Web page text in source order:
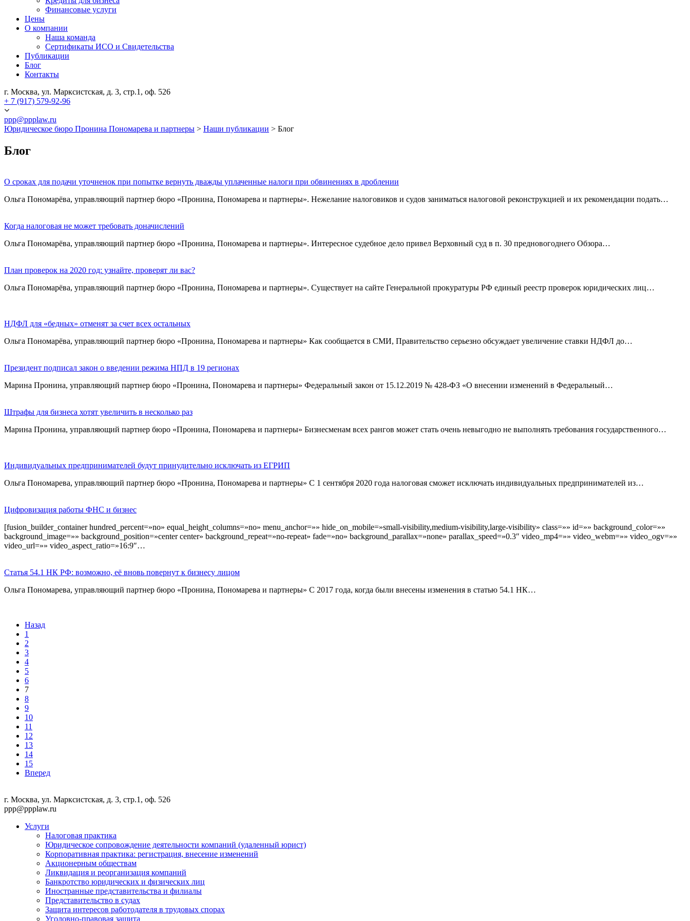
Финансовые услуги
Цены
О компании
Наша команда
Сертификаты ИСО и Свидетельства
Публикации
Блог
Контакты
г. Москва, ул. Марксистская, д. 3, стр.1, оф. 526
+ 7 (917) 579-92-96
ppp@ppplaw.ru
Юридическое бюро Пронина Пономарева и партнеры > Наши публикации > Блог
Блог
О сроках для подачи уточненок при попытке вернуть дважды уплаченные налоги при обвинениях в дроблении
Ольга Пономарёва, управляющий партнер бюро «Пронина, Пономарева и партнеры». Нежелание налоговиков и судов заниматься налоговой реконструкцией и их рекомендации подать…
Когда налоговая не может требовать доначислений
Ольга Пономарёва, управляющий партнер бюро «Пронина, Пономарева и партнеры». Интересное судебное дело привел Верховный суд в п. 30 предновогоднего Обзора…
План проверок на 2020 год: узнайте, проверят ли вас?
Ольга Пономарёва, управляющий партнер бюро «Пронина, Пономарева и партнеры». Существует на сайте Генеральной прокуратуры РФ единый реестр проверок юридических лиц…
НДФЛ для «бедных» отменят за счет всех остальных
Ольга Пономарёва, управляющий партнер бюро «Пронина, Пономарева и партнеры» Как сообщается в СМИ, Правительство серьезно обсуждает увеличение ставки НДФЛ до…
Президент подписал закон о введении режима НПД в 19 регионах
Марина Пронина, управляющий партнер бюро «Пронина, Пономарева и партнеры» Федеральный закон от 15.12.2019 № 428-ФЗ «О внесении изменений в Федеральный…
Штрафы для бизнеса хотят увеличить в несколько раз
Марина Пронина, управляющий партнер бюро «Пронина, Пономарева и партнеры» Бизнесменам всех рангов может стать очень невыгодно не выполнять требования государственного…
Индивидуальных предпринимателей будут принудительно исключать из ЕГРИП
Ольга Пономарева, управляющий партнер бюро «Пронина, Пономарева и партнеры» С 1 сентября 2020 года налоговая сможет исключать индивидуальных предпринимателей из…
Цифровизация работы ФНС и бизнес
[fusion_builder_container hundred_percent=»no» equal_height_columns=»no» menu_anchor=»» hide_on_mobile=»small-visibility,medium-visibility,large-visibility» class=»» id=»» background_color=»»
background_image=»» background_position=»center center» background_repeat=»no-repeat» fade=»no» background_parallax=»none» parallax_speed=»0.3″ video_mp4=»» video_webm=»» video_ogv=»»
video_url=»» video_aspect_ratio=»16:9″…
Статья 54.1 НК РФ: возможно, её вновь повернут к бизнесу лицом
Ольга Пономарева, управляющий партнер бюро «Пронина, Пономарева и партнеры» С 2017 года, когда были внесены изменения в статью 54.1 НК…
Назад
1
2
3
4
5
6
7
8
9
10
11
12
13
14
15
Вперед
г. Москва, ул. Марксистская, д. 3, стр.1, оф. 526
ppp@ppplaw.ru
Услуги
Налоговая практика
Юридическое сопровождение деятельности компаний (удаленный юрист)
Корпоративная практика: регистрация, внесение изменений
Акционерным обществам
Ликвидация и реорганизация компаний
Банкротство юридических и физических лиц
Иностранные представительства и филиалы
Представительство в судах
Защита интересов работодателя в трудовых спорах
Уголовно-правовая защита